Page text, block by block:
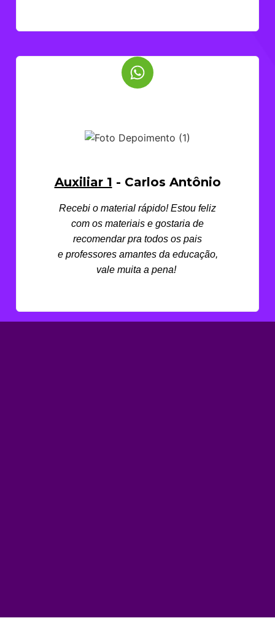
Auxiliar 1 - Carlos Antônio
Recebi o material rápido! Estou feliz
com os materiais e gostaria de
recomendar pra todos os pais
e professores amantes da educação,
vale muita a pena!